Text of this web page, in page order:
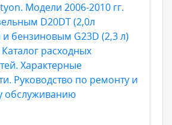
Модели 2006-2010 гг.
D20DT (2,0л
и бензиновым G23D (2,3 л)
расходных
Характерные
Руководство по ремонту и
обслуживанию